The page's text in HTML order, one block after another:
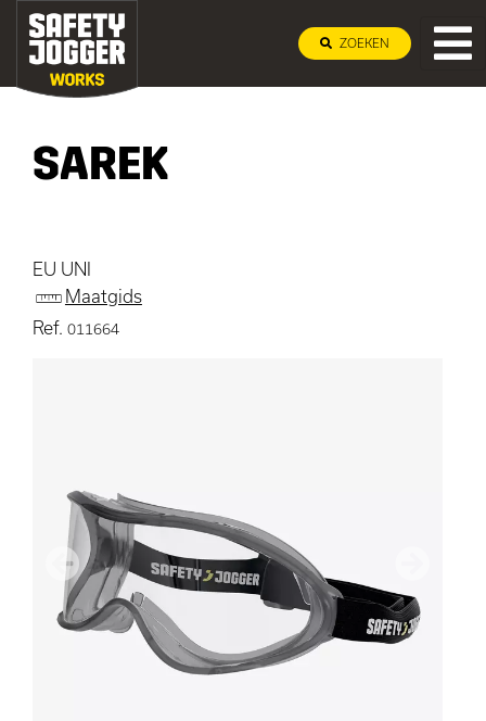
ZOEKEN
SAREK
EU UNI
Maatgids
Ref. 011664
Vorige